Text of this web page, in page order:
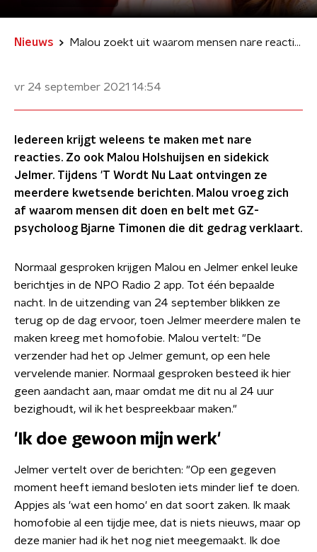
Nieuws Malou zoekt uit waarom mensen nare reacties plaatsen of versturen
vr 24 september 2021 14:54
Iedereen krijgt weleens te maken met nare
reacties. Zo ook Malou Holshuijsen en sidekick
Jelmer. Tijdens 'T Wordt Nu Laat ontvingen ze
meerdere kwetsende berichten. Malou vroeg zich
af waarom mensen dit doen en belt met GZ-
psycholoog Bjarne Timonen die dit gedrag verklaart.
Normaal gesproken krijgen Malou en Jelmer enkel leuke
berichtjes in de NPO Radio 2 app. Tot één bepaalde
nacht. In de uitzending van 24 september blikken ze
terug op de dag ervoor, toen Jelmer meerdere malen te
maken kreeg met homofobie. Malou vertelt: "De
verzender had het op Jelmer gemunt, op een hele
vervelende manier. Normaal gesproken besteed ik hier
geen aandacht aan, maar omdat me dit nu al 24 uur
bezighoudt, wil ik het bespreekbaar maken."
'Ik doe gewoon mijn werk'
Jelmer vertelt over de berichten: "Op een gegeven
moment heeft iemand besloten iets minder lief te doen.
Appjes als 'wat een homo' en dat soort zaken. Ik maak
homofobie al een tijdje mee, dat is niets nieuws, maar op
deze manier had ik het nog niet meegemaakt. Ik doe